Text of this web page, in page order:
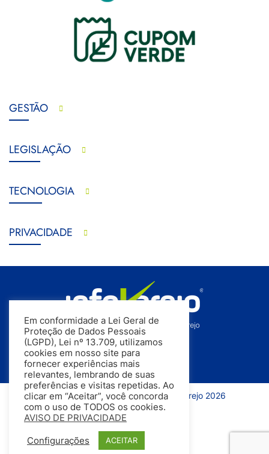
GESTÃO
LEGISLAÇÃO
TECNOLOGIA
PRIVACIDADE
Todos os direitos reservados | InfoVarejo 2026
Em conformidade a Lei Geral de
Proteção de Dados Pessoais
(LGPD), Lei nº 13.709, utilizamos
cookies em nosso site para
fornecer experiências mais
relevantes, lembrando de suas
preferências e visitas repetidas. Ao
clicar em “Aceitar”, você concorda
com o uso de TODOS os cookies.
AVISO DE PRIVACIDADE
Configurações ACEITAR